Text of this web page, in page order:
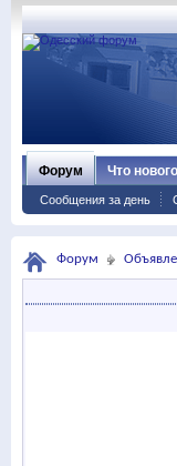
Форум
Сообщения за день
Что
Форум